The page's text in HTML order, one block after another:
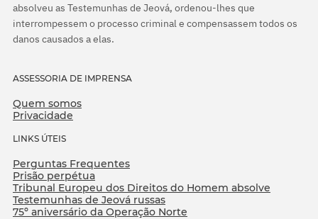
absolveu as Testemunhas de Jeová, ordenou-lhes que
interrompessem o processo criminal e compensassem todos os
danos causados a elas.
ASSESSORIA DE IMPRENSA
Quem somos
Privacidade
LINKS ÚTEIS
Perguntas Frequentes
Prisão perpétua
Tribunal Europeu dos Direitos do Homem absolve
Testemunhas de Jeová russas
75º aniversário da Operação Norte